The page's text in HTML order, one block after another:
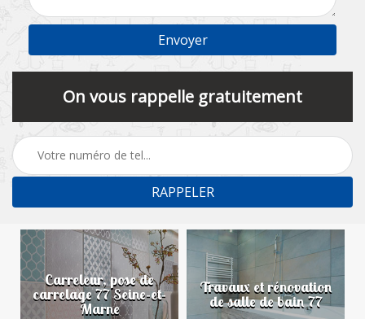
On vous rappelle gratuitement
Carreleur, pose de
carrelage 77 Seine-et-
Marne
Travaux et rénovation
de salle de bain 77